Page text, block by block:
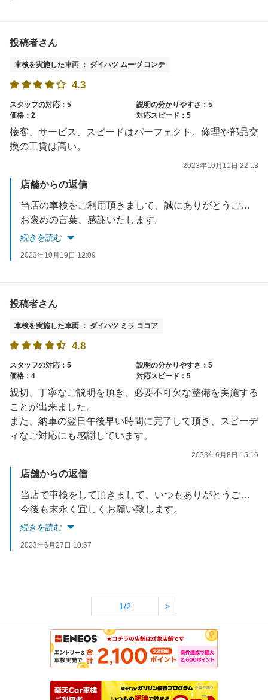
投稿者さん
車検を実施した車両 ： ダイハツ ムーヴ コンテ
4.3
スタッフの対応：5
説明の分かりやすさ：5
価格：2
対応スピード：5
接客、サービス、スピードはパーフェクト。修理や部品交
換の工賃は高い。
2023年10月11日 22:13
店舗からの返信
当店の車検をご利用頂きまして、誠にありがとうございました。
お褒めの言葉、感謝いたします。
修理・交換費用の件は、ご期待に沿えず申し訳ございません。
続きを読む
2023年10月19日 12:09
投稿者さん
車検を実施した車両 ： ダイハツ ミラ ココア
4.8
スタッフの対応：5
説明の分かりやすさ：5
価格：4
対応スピード：5
親切、丁寧なご説明を頂き、必要不可欠な整備を実施する
ことが出来ました。
また、納車の翌日午後早い時間に完了して頂き、スピーデ
ィなご対応にも感謝しています。
2023年6月8日 15:16
店舗からの返信
当店で車検をして頂きまして、いつもありがとうございます。
今後も末永く宜しくお願い致します。
続きを読む
2023年6月27日 10:57
1/2 >